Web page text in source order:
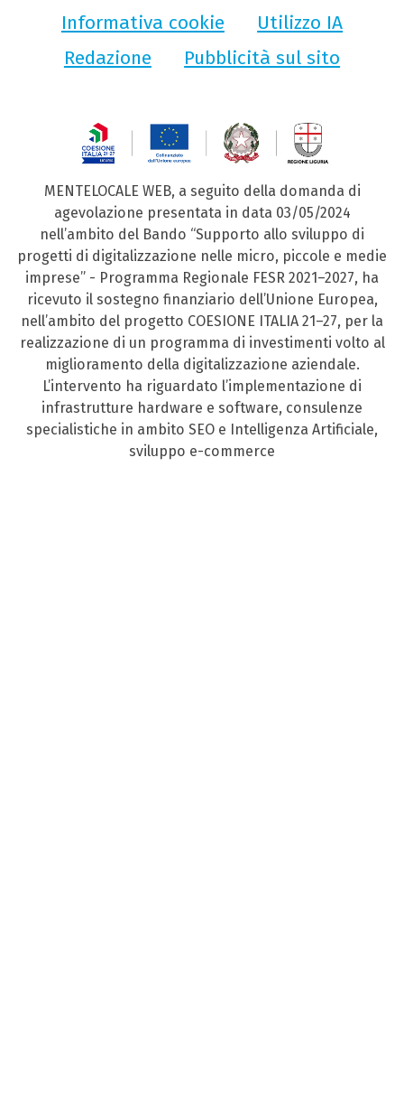
Informativa cookie
Utilizzo IA
Redazione
Pubblicità sul sito
MENTELOCALE WEB, a seguito della domanda di
agevolazione presentata in data 03/05/2024
nell’ambito del Bando “Supporto allo sviluppo di
progetti di digitalizzazione nelle micro, piccole e medie
imprese” - Programma Regionale FESR 2021–2027, ha
ricevuto il sostegno finanziario dell’Unione Europea,
nell’ambito del progetto COESIONE ITALIA 21–27, per la
realizzazione di un programma di investimenti volto al
miglioramento della digitalizzazione aziendale.
L’intervento ha riguardato l’implementazione di
infrastrutture hardware e software, consulenze
specialistiche in ambito SEO e Intelligenza Artificiale,
sviluppo e-commerce